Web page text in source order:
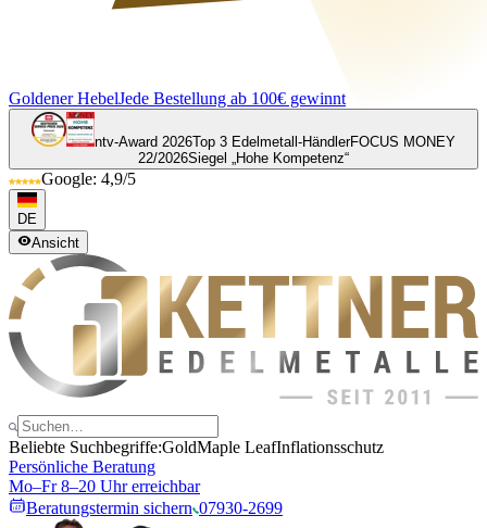
Goldener HebelJede Bestellung ab 100€ gewinnt
ntv-Award 2026Top 3 Edelmetall-HändlerFOCUS MONEY
22/2026Siegel „Hohe Kompetenz“
Google: 4,9/5
DE
Ansicht
Beliebte Suchbegriffe:GoldMaple LeafInflationsschutz
Persönliche Beratung
Mo–Fr 8–20 Uhr erreichbar
Beratungstermin sichern 07930-2699